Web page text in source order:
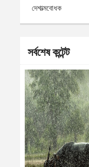
দেশাত্মবোধক
সর্বশেষ কন্টেন্ট